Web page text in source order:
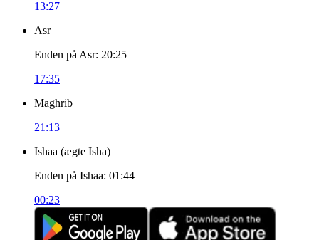
13:27
Asr
Enden på Asr: 20:25
17:35
Maghrib
21:13
Ishaa (ægte Isha)
Enden på Ishaa: 01:44
00:23